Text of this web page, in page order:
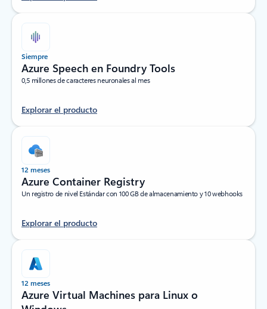
Siempre
Azure Speech en Foundry Tools
0,5 millones de caracteres neuronales al mes
Explorar el producto
12 meses
Azure Container Registry
Un registro de nivel Estándar con 100 GB de almacenamiento y 10 webhooks
Explorar el producto
12 meses
Azure Virtual Machines para Linux o